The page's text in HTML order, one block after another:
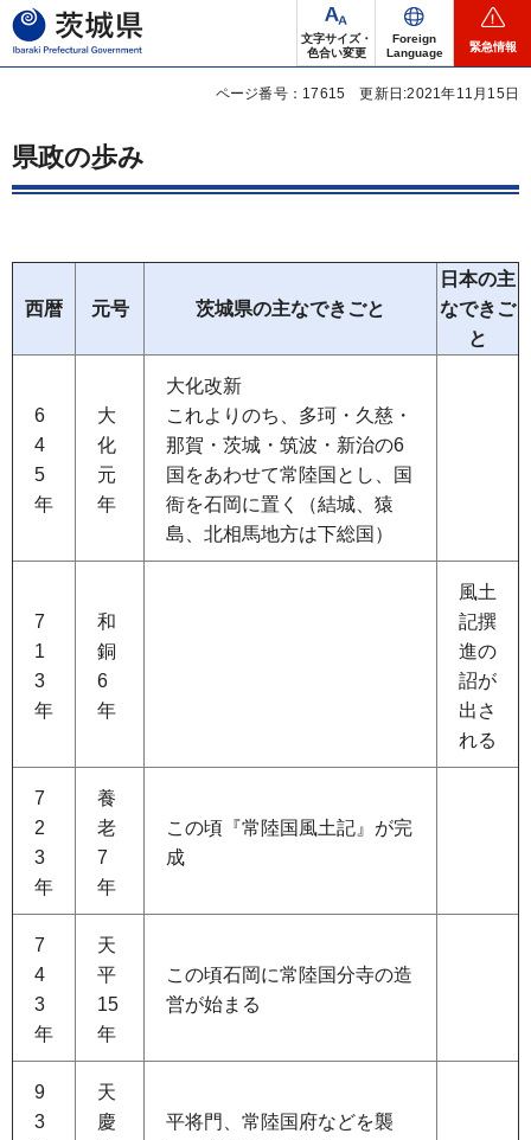
茨城県
文字サイズ・
色合い変更
Foreign
Language
緊急情報
ページ番号：17615 更新日:2021年11月15日
県政の歩み
西暦 元号 茨城県の主なできごと
日本の主
なできご
と
6
4
5
年
大
化
元
年
大化改新
これよりのち、多珂・久慈・
那賀・茨城・筑波・新治の6
国をあわせて常陸国とし、国
衙を石岡に置く（結城、猿
島、北相馬地方は下総国）
7
1
3
年
和
銅
6
年
風土
記撰
進の
詔が
出さ
れる
7
2
3
年
養
老
7
年
この頃『常陸国風土記』が完
成
7
4
3
年
天
平
15
年
この頃石岡に常陸国分寺の造
営が始まる
9
3
天
慶
平将門、常陸国府などを襲